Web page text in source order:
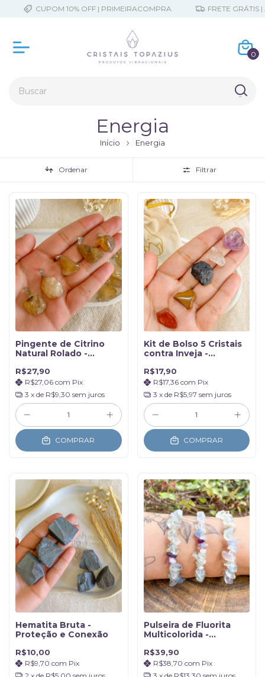
CUPOM 10% OFF | PRIMEIRACOMPRA FRETE GRÁTIS | A
0
Energia
Início Energia
Ordenar Filtrar
Pingente de Citrino
Natural Rolado -
Prosperidade
R$27,90
R$27,06 com Pix
3 x de R$9,30 sem juros
COMPRAR
Kit de Bolso 5 Cristais
contra Inveja -
R$17,90
R$17,36 com Pix
3 x de R$5,97 sem juros
COMPRAR
Hematita Bruta -
Proteção e Conexão
R$10,00
R$9,70 com Pix
Pulseira de Fluorita
Multicolorida -
Áurico
R$39,90
R$38,70 com Pix